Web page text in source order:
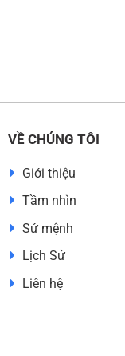
VỀ CHÚNG TÔI
Giới thiệu
Tầm nhìn
Sứ mệnh
Lịch Sử
Liên hệ